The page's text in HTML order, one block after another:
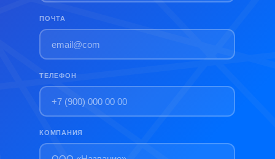
ПОЧТА
ТЕЛЕФОН
КОМПАНИЯ